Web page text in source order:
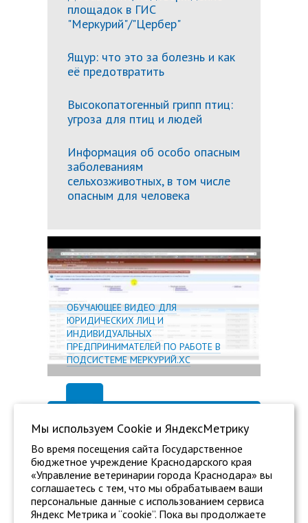
площадок в ГИС
"Меркурий"/"Цербер"
Ящур: что это за болезнь и как
её предотвратить
Высокопатогенный грипп птиц:
угроза для птиц и людей
Информация об особо опасным
заболеваниям
сельхозживотных, в том числе
опасным для человека
ОБУЧАЮЩЕЕ ВИДЕО ДЛЯ
ЮРИДИЧЕСКИХ ЛИЦ И
ИНДИВИДУАЛЬНЫХ
ПРЕДПРИНИМАТЕЛЕЙ ПО РАБОТЕ В
ПОДСИСТЕМЕ МЕРКУРИЙ.ХС
Мы используем Сookie и ЯндексМетрику
Во время посещения сайта Государственное
бюджетное учреждение Краснодарского края
«Управление ветеринарии города Краснодара» вы
соглашаетесь с тем, что мы обрабатываем ваши
персональные данные с использованием сервиса
Яндекс Метрика и “cookie”. Пока вы продолжаете